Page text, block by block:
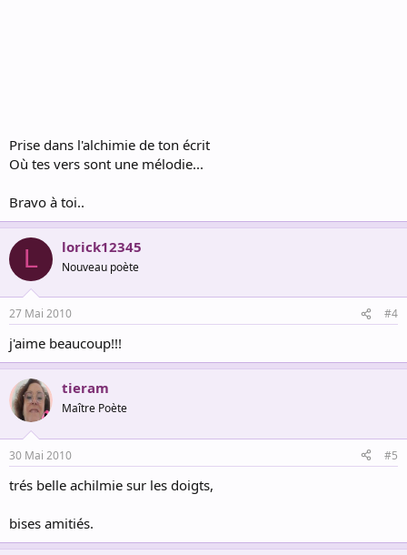
Prise dans l'alchimie de ton écrit
Où tes vers sont une mélodie...
Bravo à toi..
L lorick12345
Nouveau poète
27 Mai 2010 #4
j'aime beaucoup!!!
tieram
Maître Poète
30 Mai 2010 #5
trés belle achilmie sur les doigts,
bises amitiés.